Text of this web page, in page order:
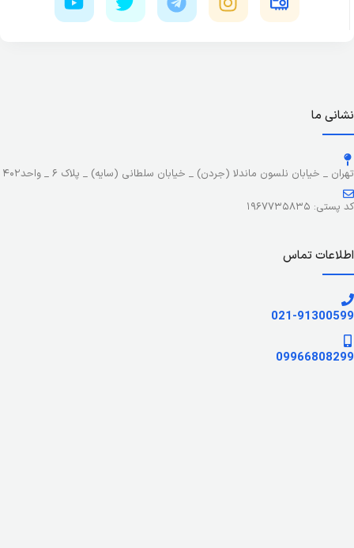
نشانی ما
تهران _ خیابان نلسون ماندلا (جردن) _ خیابان سلطانی (سایه) _ پلاک ۶ _ واحد۴۰۲
کد پستی: ۱۹۶۷۷۳۵۸۳۵
اطلاعات تماس
021-91300599
09966808299